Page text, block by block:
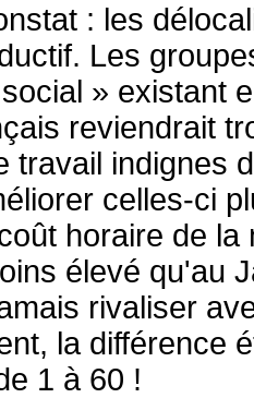
: les
Les
» existant
reviendrait
travail indignes
celles-ci
horaire de
élevé qu'au
rivaliser
la différence
1 à 60 !